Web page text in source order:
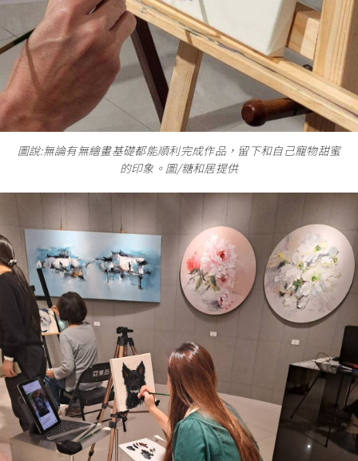
圖說:無論有無繪畫基礎都能順利完成作品，留下和自己寵物甜蜜
的印象。圖/糖和居提供